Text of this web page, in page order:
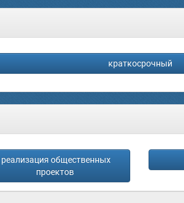
краткосрочный
реализация общественных
проектов